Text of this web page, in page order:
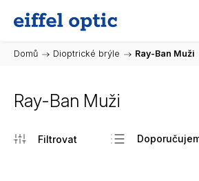
Domů / Dioptrické brýle / Ray-Ban Muži
Ray-Ban Muži